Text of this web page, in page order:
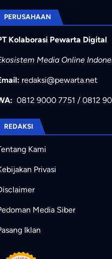
PERUSAHAAN
Kolaborasi Pewarta Digital
Media Online
redaksi@pewarta.net
0812 9000 7751 / 0812
REDAKSI
Kami
Privasi
Media Siber
Iklan